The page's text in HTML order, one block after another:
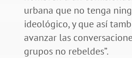
urbana que no tenga
ideológico, y que así
avanzar las
grupos no rebeldes”.